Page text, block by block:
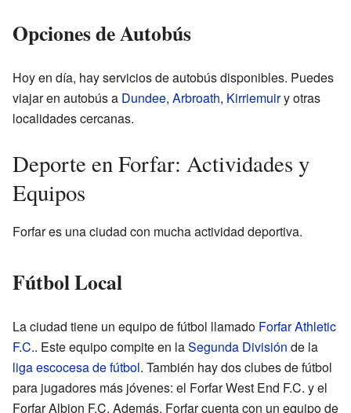
Opciones de Autobús
Hoy en día, hay servicios de autobús disponibles. Puedes
viajar en autobús a Dundee, Arbroath, Kirriemuiry otras
localidades cercanas.
Deporte en Forfar: Actividades y
Equipos
Forfar es una ciudad con mucha actividad deportiva.
Fútbol Local
La ciudad tiene un equipo de fútbol llamado Forfar Athletic
F.C.. Este equipo compite en laSegunda División de la
liga escocesa de fútbol. También hay dos clubes de fútbol
para jugadores más jóvenes: el Forfar West End F.C. y el
Forfar Albion F.C. Además, Forfar cuenta con un equipo de